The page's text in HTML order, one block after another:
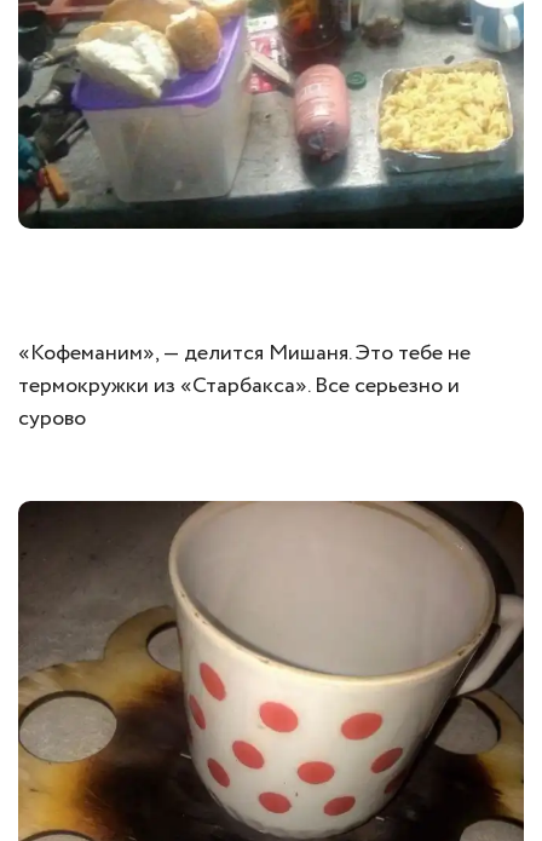
«Кофеманим», — делится Мишаня. Это тебе не
термокружки из «Старбакса». Все серьезно и
сурово